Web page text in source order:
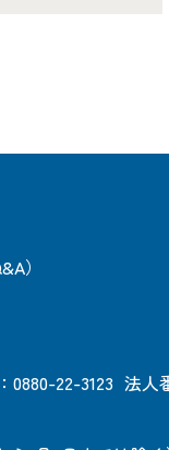
）
0880-22-3123 法人